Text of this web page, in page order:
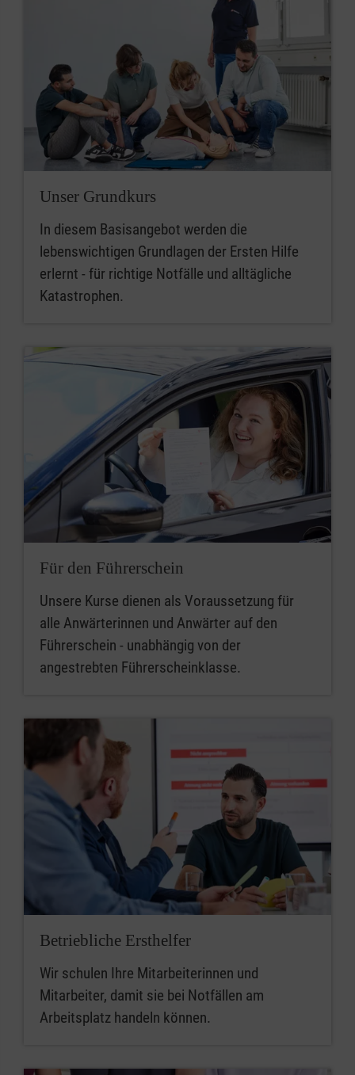
Unser Grundkurs
In diesem Basisangebot werden die
lebenswichtigen Grundlagen der Ersten Hilfe
erlernt - für richtige Notfälle und alltägliche
Katastrophen.
Für den Führerschein
Unsere Kurse dienen als Voraussetzung für
alle Anwärterinnen und Anwärter auf den
Führerschein - unabhängig von der
angestrebten Führerscheinklasse.
Betriebliche Ersthelfer
Wir schulen Ihre Mitarbeiterinnen und
Mitarbeiter, damit sie bei Notfällen am
Arbeitsplatz handeln können.